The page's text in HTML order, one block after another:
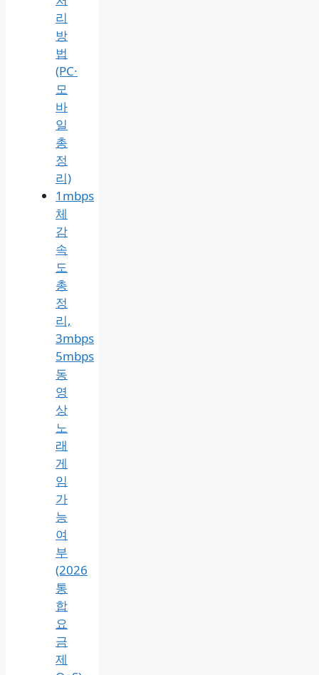
리
방
법
(PC·
모
바
일
총
정
리)
1mbps
체
감
속
도
총
정
리,
3mbps
5mbps
동
영
상
노
래
게
임
가
능
여
부
(2026
통
합
요
금
제